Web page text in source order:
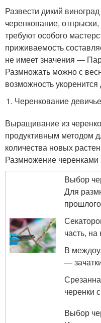
Развести дикий
черенкование,
требуют особого
приживаемость
не имеет значения —
Размножать можно с
возможность
Черенкование
Выращивание из
продуктивным методом
количества новых
Размножение черенками
Выбор
Для
часть, на
В
—
черенки
Выбор